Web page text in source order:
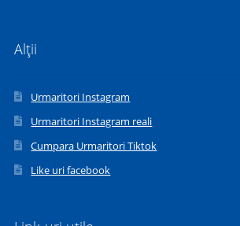
Alții
Urmaritori Instagram
Urmaritori Instagram reali
Cumpara Urmaritori Tiktok
Like uri facebook